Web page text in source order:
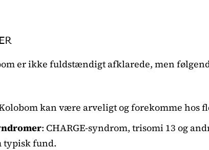
er ikke fuldstændigt afklarede, men
kan være arveligt og forekomme hos
: CHARGE-syndrom, trisomi 13 og
typisk fund.